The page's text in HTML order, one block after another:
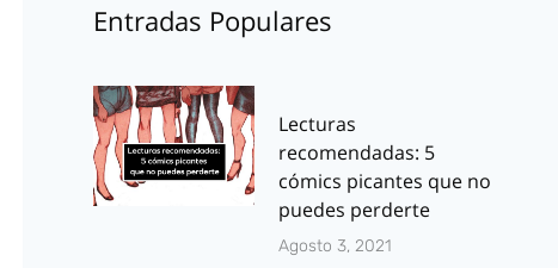
Entradas Populares
Lecturas
recomendadas: 5
cómics picantes que no
puedes perderte
Agosto 3, 2021